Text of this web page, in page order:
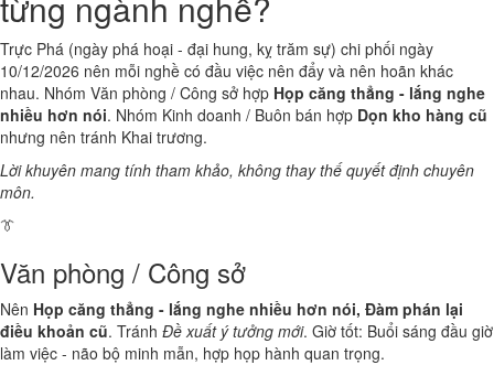
Trực Phá (ngày phá hoại - đại hung, kỵ trăm sự) chi phối ngày
10/12/2026 nên mỗi nghề có đầu việc nên đẩy và nên hoãn khác
nhau. Nhóm Văn phòng / Công sở hợp Họp căng thẳng - lắng nghe
nhiều hơn nói. Nhóm Kinh doanh / Buôn bán hợp Dọn kho hàng cũ
nhưng nên tránh Khai trương.
Lời khuyên mang tính tham khảo, không thay thế quyết định chuyên
môn.
👔
Văn phòng / Công sở
Nên Họp căng thẳng - lắng nghe nhiều hơn nói, Đàm phán lại
điều khoản cũ. Tránh Đề xuất ý tưởng mới. Giờ tốt: Buổi sáng đầu giờ
làm việc - não bộ minh mẫn, hợp họp hành quan trọng.